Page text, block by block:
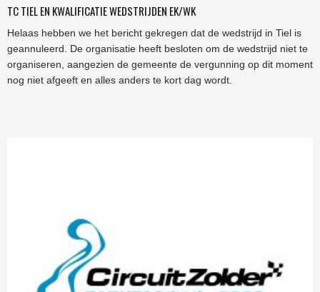
TC TIEL EN KWALIFICATIE WEDSTRIJDEN EK/WK
Helaas hebben we het bericht gekregen dat de wedstrijd in Tiel is
geannuleerd. De organisatie heeft besloten om de wedstrijd niet te
organiseren, aangezien de gemeente de vergunning op dit moment
nog niet afgeeft en alles anders te kort dag wordt.